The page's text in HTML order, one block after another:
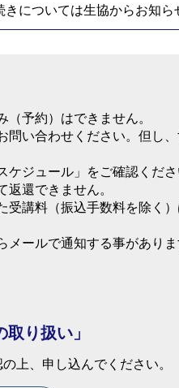
については生協からお知ら
予約）はできません。
い合わせください。但し
ジュール」をご確認くださ
還できません。
講料（振込手数料を除く）
ールで通知する事があり
り扱い」
上、申し込んでください。